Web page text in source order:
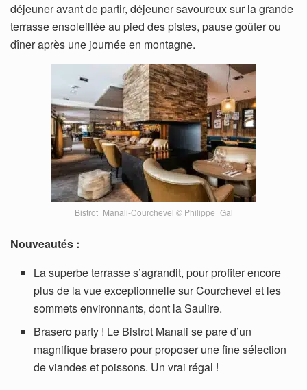
déjeuner avant de partir, déjeuner savoureux sur la grande
terrasse ensoleillée au pied des pistes, pause goûter ou
dîner après une journée en montagne.
Bistrot_Manali-Courchevel © Philippe_Gal
Nouveautés :
La superbe terrasse s’agrandit, pour profiter encore
plus de la vue exceptionnelle sur Courchevel et les
sommets environnants, dont la Saulire.
Brasero party ! Le Bistrot Manali se pare d’un
magnifique brasero pour proposer une fine sélection
de viandes et poissons. Un vrai régal !